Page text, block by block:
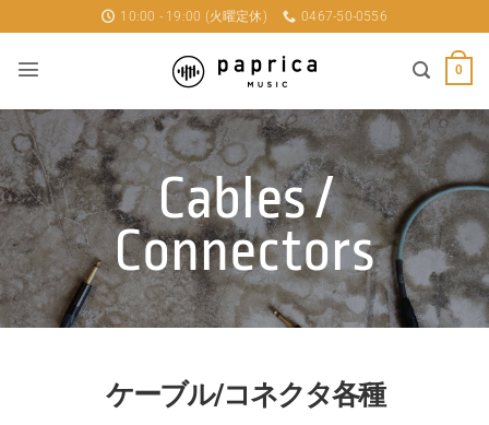
to
content
10:00 - 19:00 (火曜定休) 0467-50-0556
0
Cables /
Connectors
ケーブル/コネクタ各種